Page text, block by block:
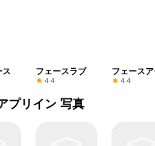
ス フェースラブ
4.4
フェース
自撮りカメ
4.4
プリイン 写真